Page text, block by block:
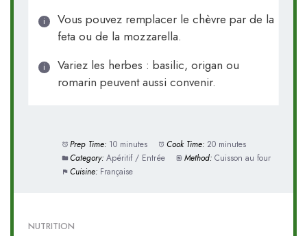
Vous pouvez remplacer le chèvre par de la
feta ou de la mozzarella.
Variez les herbes : basilic, origan ou
romarin peuvent aussi convenir.
Prep Time: 10 minutes Cook Time: 20 minutes
Category: Apéritif / Entrée Method: Cuisson au four
Cuisine: Française
NUTRITION